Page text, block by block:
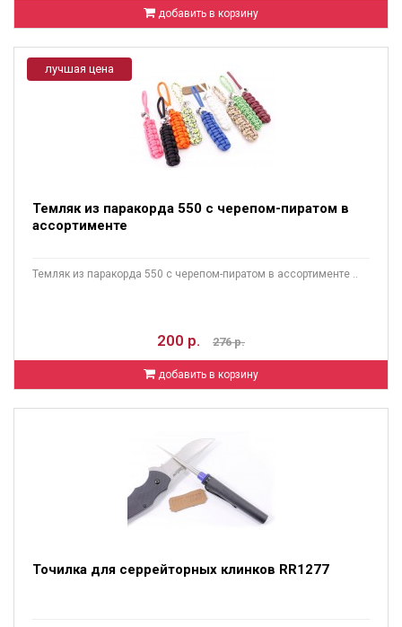
добавить в корзину
лучшая цена
Темляк из паракорда 550 с черепом-пиратом в
ассортименте
Темляк из паракорда 550 с черепом-пиратом в ассортименте ..
200 р. 276 р.
добавить в корзину
Точилка для серрейторных клинков RR1277